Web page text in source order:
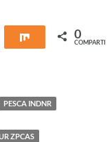
Compartir
0
COMPARTIR
PESCA INDNR
ZPCAS